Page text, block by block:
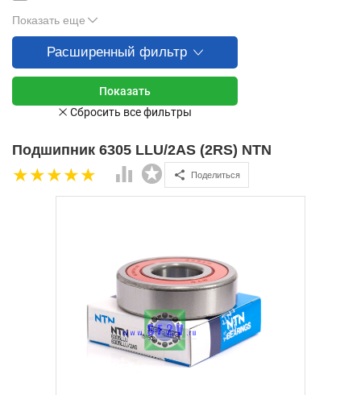
Показать еще
Расширенный фильтр
Подшипник 6305 LLU/2AS (2RS) NTN
Поделиться